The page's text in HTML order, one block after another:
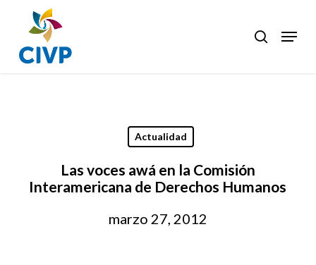
main
content
search
Menu
Actualidad
Las voces awá en la Comisión
Interamericana de Derechos Humanos
marzo 27, 2012
Close